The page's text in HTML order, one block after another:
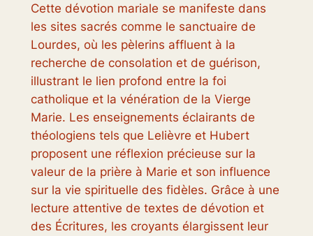
Cette dévotion mariale se manifeste dans
les sites sacrés comme le sanctuaire de
Lourdes, où les pèlerins affluent à la
recherche de consolation et de guérison,
illustrant le lien profond entre la foi
catholique et la vénération de la Vierge
Marie. Les enseignements éclairants de
théologiens tels que Lelièvre et Hubert
proposent une réflexion précieuse sur la
valeur de la prière à Marie et son influence
sur la vie spirituelle des fidèles. Grâce à une
lecture attentive de textes de dévotion et
des Écritures, les croyants élargissent leur